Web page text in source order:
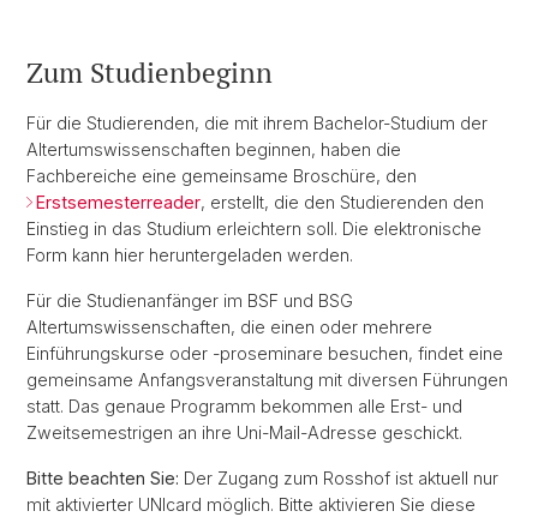
Zum Studienbeginn
Für die Studierenden, die mit ihrem Bachelor-Studium der
Altertumswissenschaften beginnen, haben die
Fachbereiche eine gemeinsame Broschüre, den
Erstsemesterreader, erstellt, die den Studierenden den
Einstieg in das Studium erleichtern soll. Die elektronische
Form kann hier heruntergeladen werden.
Für die Studienanfänger im BSF und BSG
Altertumswissenschaften, die einen oder mehrere
Einführungskurse oder -proseminare besuchen, findet eine
gemeinsame Anfangsveranstaltung mit diversen Führungen
statt. Das genaue Programm bekommen alle Erst- und
Zweitsemestrigen an ihre Uni-Mail-Adresse geschickt.
Bitte beachten Sie: Der Zugang zum Rosshof ist aktuell nur
mit aktivierter UNIcard möglich. Bitte aktivieren Sie diese